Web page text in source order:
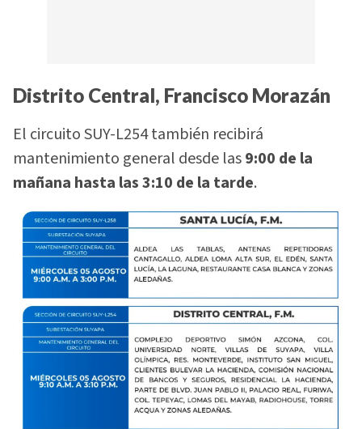
Distrito Central, Francisco Morazán
El circuito SUY-L254 también recibirá
mantenimiento general desde las9:00 de la
mañana hasta las 3:10 de la tarde.